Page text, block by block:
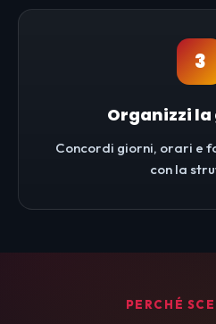
3
Organizzi
Concordi giorni, orari e
con la
PERCHÉ